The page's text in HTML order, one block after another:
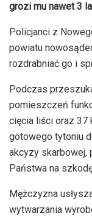
grozi mu nawet 3
Policjanci z
powiatu
rozdrabniać go i
Podczas
pomieszczeń
cięcia liści oraz 37
gotowego tytoniu
akcyzy skarbowej,
Państwa na
Mężczyzna
wytwarzania